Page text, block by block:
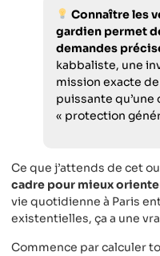
Connaître les
gardien permet
demandes
kabbaliste, une
mission exacte
puissante qu’une
« protection
Ce que j’attends de cet
cadre pour mieux
vie quotidienne à Paris
existentielles, ça a une
Commence par calculer